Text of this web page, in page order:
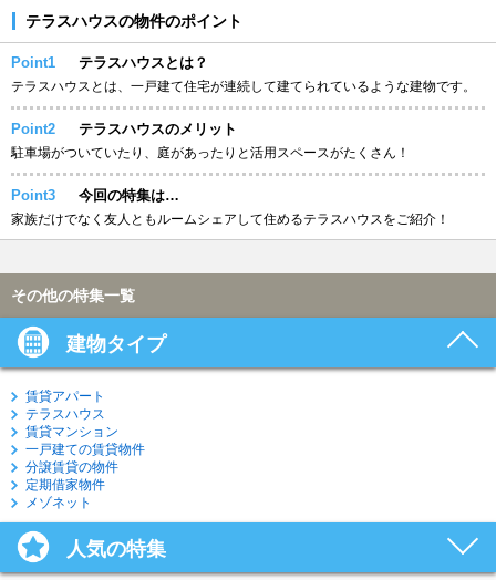
テラスハウスの物件のポイント
Point1 テラスハウスとは？
テラスハウスとは、一戸建て住宅が連続して建てられているような建物です。
Point2 テラスハウスのメリット
駐車場がついていたり、庭があったりと活用スペースがたくさん！
Point3 今回の特集は…
家族だけでなく友人ともルームシェアして住めるテラスハウスをご紹介！
その他の特集一覧
建物タイプ
賃貸アパート
テラスハウス
賃貸マンション
一戸建ての賃貸物件
分譲賃貸の物件
定期借家物件
メゾネット
人気の特集